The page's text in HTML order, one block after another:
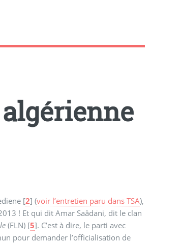
[2] (voir l’entretien paru dans TSA),
! Et qui dit Amar Saâdani, dit le clan
(FLN) [5]. C’est à dire, le parti avec
pour demander l’officialisation de